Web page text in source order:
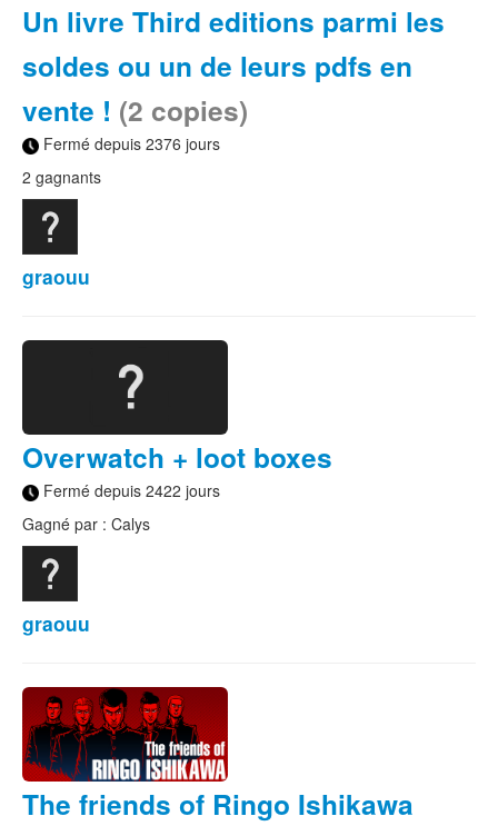
Un livre Third editions parmi les
soldes ou un de leurs pdfs en
vente ! (2 copies)
Fermé depuis 2376 jours
2 gagnants
graouu
Overwatch + loot boxes
Fermé depuis 2422 jours
Gagné par : Calys
graouu
The friends of Ringo Ishikawa